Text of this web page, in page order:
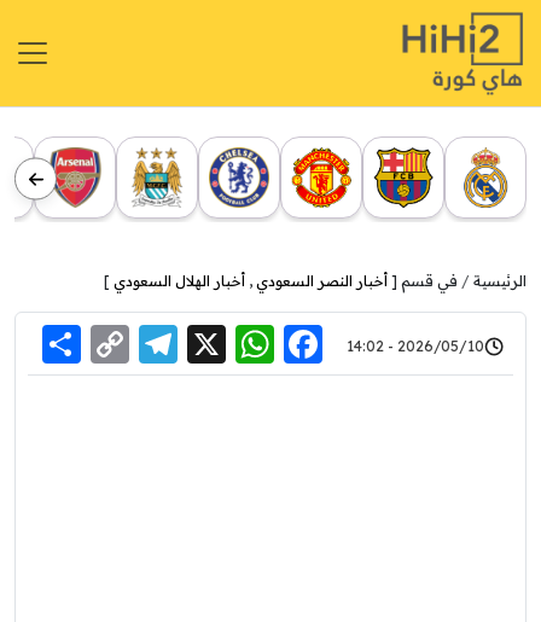
الرئيسية في قسم [ أخبار النصر السعودي , أخبار الهلال السعودي ]
2026/05/10 - 14:02
Facebook
WhatsApp
X
Link